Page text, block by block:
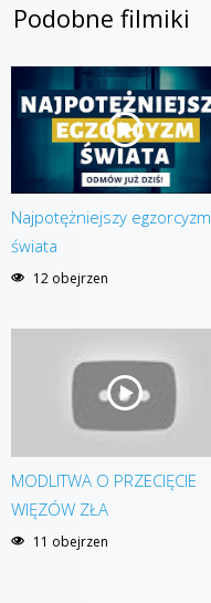
Podobne filmiki
Najpotężniejszy egzorcyzm
świata
12 obejrzen
MODLITWA O PRZECIĘCIE
WIĘZÓW ZŁA
11 obejrzen